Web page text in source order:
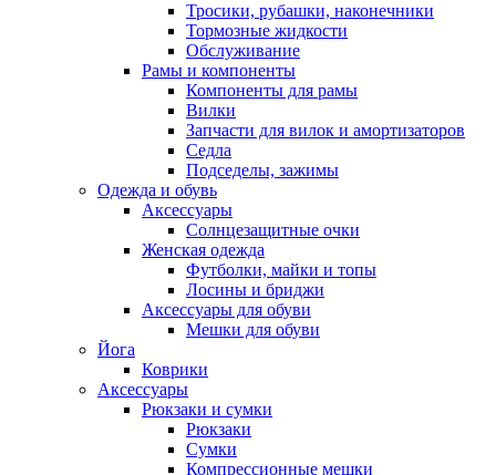
Тросики, рубашки, наконечники
Тормозные жидкости
Обслуживание
Рамы и компоненты
Компоненты для рамы
Вилки
Запчасти для вилок и амортизаторов
Седла
Подседелы, зажимы
Одежда и обувь
Аксессуары
Солнцезащитные очки
Женская одежда
Футболки, майки и топы
Лосины и бриджи
Аксессуары для обуви
Мешки для обуви
Йога
Коврики
Аксессуары
Рюкзаки и сумки
Рюкзаки
Сумки
Компрессионные мешки